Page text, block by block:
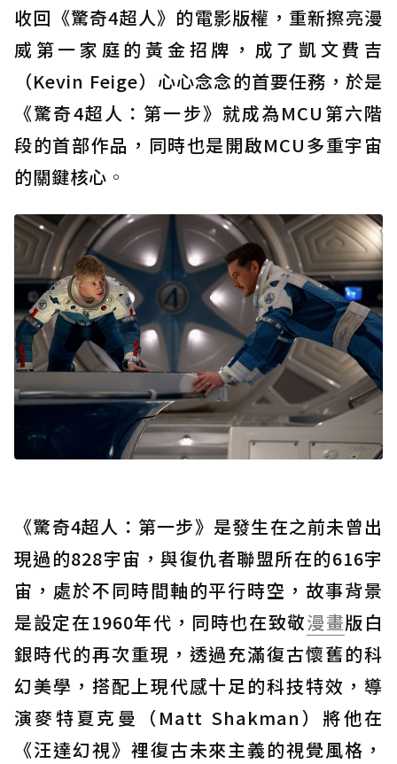
收回《驚奇4超人》的電影版權，重新擦亮漫
威第一家庭的黃金招牌，成了凱文費吉
（Kevin Feige）心心念念的首要任務，於是
《驚奇4超人：第一步》就成為MCU第六階
段的首部作品，同時也是開啟MCU多重宇宙
的關鍵核心 。
《驚奇4超人：第一步》是發生在之前未曾出
現過的828宇宙，與復仇者聯盟所在的616宇
宙，處於不同時間軸的平行時空，故事背景
是設定在1960年代，同時也在致敬漫畫版白
銀時代的再次重現，透過充滿復古懷舊的科
幻美學，搭配上現代感十足的科技特效，導
演麥特夏克曼（Matt Shakman）將他在
《汪達幻視》裡復古未來主義的視覺風格，